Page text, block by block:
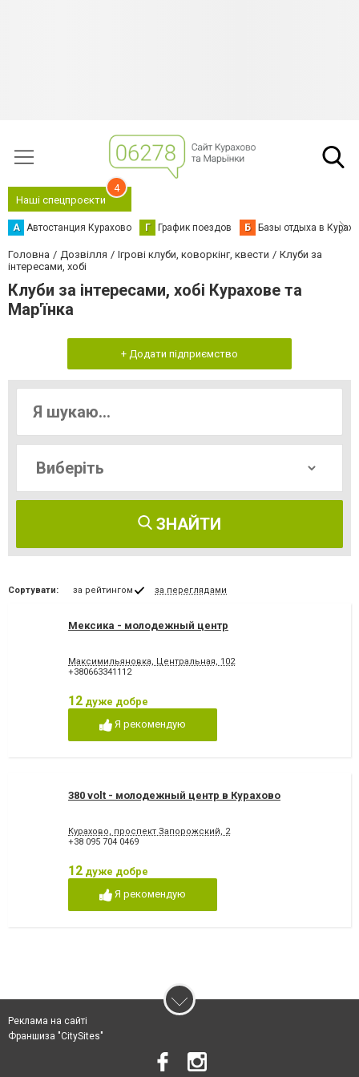
Наші спецпроєкти
4
А Автостанция Курахово Г График поездов Б Базы отдыха в
Головна Дозвілля Ігрові клуби, коворкінг, квести
Клуби за
інтересами, хобі
Клуби за інтересами, хобі Курахове та
Мар'їнка
+ Додати підприємство
ЗНАЙТИ
Сортувати: за рейтингом за переглядами
Мексика - молодежный центр
Максимильяновка, Центральная, 102
+380663341112
12 дуже добре
Я рекомендую
380 volt - молодежный центр в Курахово
Курахово, проспект Запорожский, 2
+38 095 704 0469
12 дуже добре
Я рекомендую
Реклама на сайті
Франшиза "CitySites"